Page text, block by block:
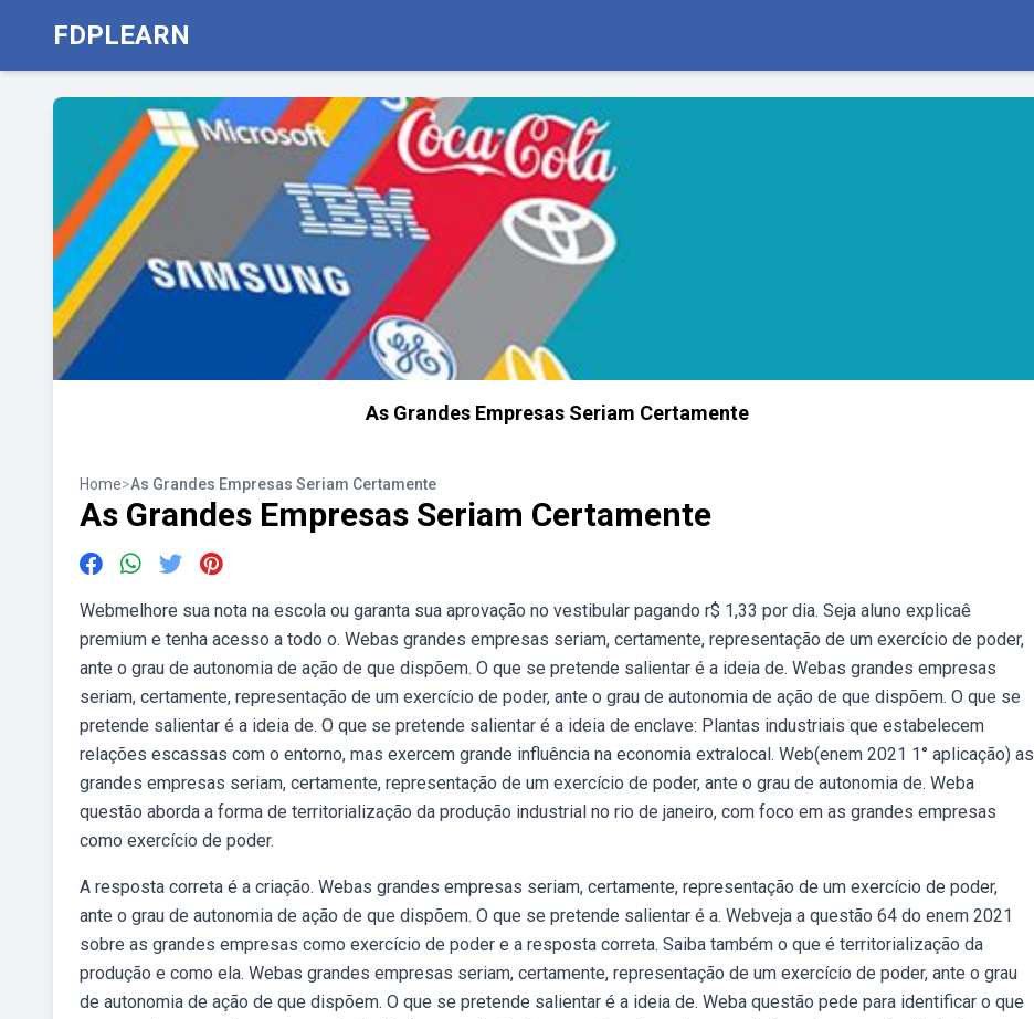
FDPLEARN
As Grandes Empresas Seriam Certamente
Home>As Grandes Empresas Seriam Certamente
As Grandes Empresas Seriam Certamente
Webmelhore sua nota na escola ou garanta sua aprovação no vestibular pagando r$ 1,33 por dia. Seja aluno explicaê
premium e tenha acesso a todo o. Webas grandes empresas seriam, certamente, representação de um exercício de poder,
ante o grau de autonomia de ação de que dispõem. O que se pretende salientar é a ideia de. Webas grandes empresas
seriam, certamente, representação de um exercício de poder, ante o grau de autonomia de ação de que dispõem. O que se
pretende salientar é a ideia de. O que se pretende salientar é a ideia de enclave: Plantas industriais que estabelecem
relações escassas com o entorno, mas exercem grande influência na economia extralocal. Web(enem 2021 1° aplicação) as
grandes empresas seriam, certamente, representação de um exercício de poder, ante o grau de autonomia de. Weba
questão aborda a forma de territorialização da produção industrial no rio de janeiro, com foco em as grandes empresas
como exercício de poder.
A resposta correta é a criação. Webas grandes empresas seriam, certamente, representação de um exercício de poder,
ante o grau de autonomia de ação de que dispõem. O que se pretende salientar é a. Webveja a questão 64 do enem 2021
sobre as grandes empresas como exercício de poder e a resposta correta. Saiba também o que é territorialização da
produção e como ela. Webas grandes empresas seriam, certamente, representação de um exercício de poder, ante o grau
de autonomia de ação de que dispõem. O que se pretende salientar é a ideia de. Weba questão pede para identificar o que